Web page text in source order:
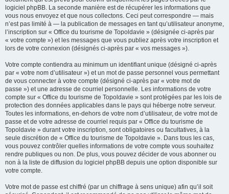
logiciel phpBB. La seconde manière est de récupérer les informations que
vous nous envoyez et que nous collectons. Ceci peut correspondre — mais
n’est pas limité à — la publication de messages en tant qu’utilisateur anonyme,
l’inscription sur « Office du tourisme de Topoldavie » (désignée ci-après par
« votre compte ») et les messages que vous publiez après votre inscription et
lors de votre connexion (désignés ci-après par « vos messages »).
Votre compte contiendra au minimum un identifiant unique (désigné ci-après
par « votre nom d’utilisateur ») et un mot de passe personnel vous permettant
de vous connecter à votre compte (désigné ci-après par « votre mot de
passe ») et une adresse de courriel personnelle. Les informations de votre
compte sur « Office du tourisme de Topoldavie » sont protégées par les lois de
protection des données applicables dans le pays qui héberge notre serveur.
Toutes les informations, en-dehors de votre nom d’utilisateur, de votre mot de
passe et de votre adresse de courriel requis par « Office du tourisme de
Topoldavie » durant votre inscription, sont obligatoires ou facultatives, à la
seule discrétion de « Office du tourisme de Topoldavie ». Dans tous les cas,
vous pouvez contrôler quelles informations de votre compte vous souhaitez
rendre publiques ou non. De plus, vous pouvez décider de vous abonner ou
non à la liste de diffusion du logiciel phpBB depuis une option disponible sur
votre compte.
Votre mot de passe est chiffré (par un chiffrage à sens unique) afin qu’il soit